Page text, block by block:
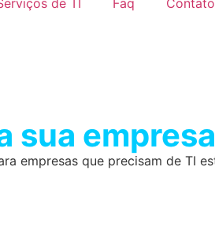
de TI Faq Contato
sua empresa
empresas que precisam de TI